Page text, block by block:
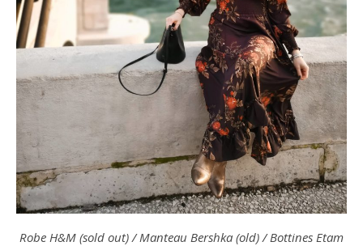
Robe H&M (sold out) / Manteau Bershka (old) / Bottines Etam